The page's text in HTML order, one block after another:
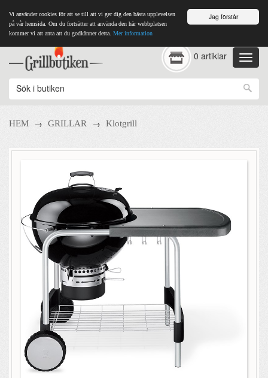
Jag förstår
Vi använder cookies för att se till att vi ger dig den bästa upplevelsen
på vår hemsida. Om du fortsätter att använda den här webbplatsen
kommer vi att anta att du godkänner detta. Mer information
0 artiklar
HEM → GRILLAR → Klotgrill